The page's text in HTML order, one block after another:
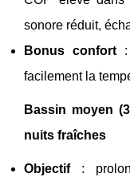
sonore réduit,
Bonus confort:
facilement la
Bassin moyen
nuits fraîches
Objectif: